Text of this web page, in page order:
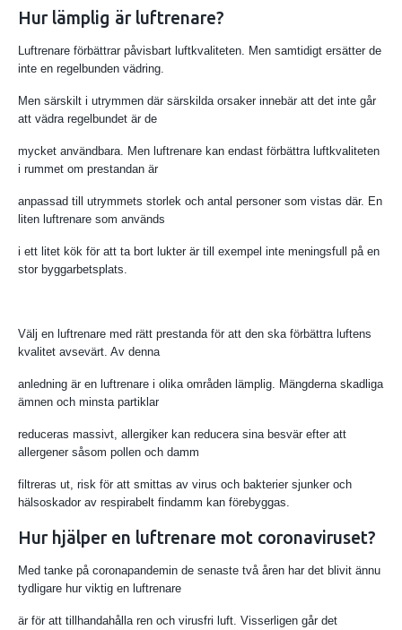
Hur lämplig är luftrenare?
Luftrenare förbättrar påvisbart luftkvaliteten. Men samtidigt ersätter de
inte en regelbunden vädring.
Men särskilt i utrymmen där särskilda orsaker innebär att det inte går
att vädra regelbundet är de
mycket användbara. Men luftrenare kan endast förbättra luftkvaliteten
i rummet om prestandan är
anpassad till utrymmets storlek och antal personer som vistas där. En
liten luftrenare som används
i ett litet kök för att ta bort lukter är till exempel inte meningsfull på en
stor byggarbetsplats.
Välj en luftrenare med rätt prestanda för att den ska förbättra luftens
kvalitet avsevärt. Av denna
anledning är en luftrenare i olika områden lämplig. Mängderna skadliga
ämnen och minsta partiklar
reduceras massivt, allergiker kan reducera sina besvär efter att
allergener såsom pollen och damm
filtreras ut, risk för att smittas av virus och bakterier sjunker och
hälsoskador av respirabelt findamm kan förebyggas.
Hur hjälper en luftrenare mot coronaviruset?
Med tanke på coronapandemin de senaste två åren har det blivit ännu
tydligare hur viktig en luftrenare
är för att tillhandahålla ren och virusfri luft. Visserligen går det